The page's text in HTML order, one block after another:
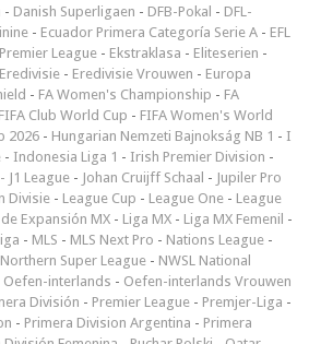
- Danish Superligaen - DFB-Pokal - DFL-
- Ecuador Primera Categoría Serie A - EFL
League - Ekstraklasa - Eliteserien -
Eredivisie - Eredivisie Vrouwen - Europa
- FA Women's Championship - FA
FIFA Club World Cup - FIFA Women's World
2026 - Hungarian Nemzeti Bajnokság NB 1 - I
- Indonesia Liga 1 - Irish Premier Division -
J1 League - Johan Cruijff Schaal - Jupiler Pro
Divisie - League Cup - League One - League
Expansión MX - Liga MX - Liga MX Femenil -
- MLS - MLS Next Pro - Nations League -
Northern Super League - NWSL National
Oefen-interlands - Oefen-interlands Vrouwen
División - Premier League - Premjer-Liga -
- Primera Division Argentina - Primera